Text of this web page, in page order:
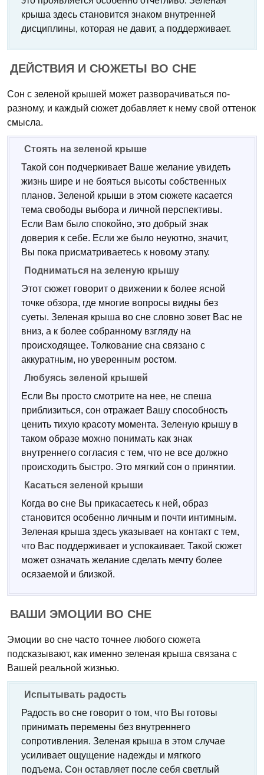
крыша здесь становится знаком внутренней
дисциплины, которая не давит, а поддерживает.
ДЕЙСТВИЯ И СЮЖЕТЫ ВО СНЕ
Сон с зеленой крышей может разворачиваться по-
разному, и каждый сюжет добавляет к нему свой оттенок
смысла.
Стоять на зеленой крыше
Такой сон подчеркивает Ваше желание увидеть
жизнь шире и не бояться высоты собственных
планов. Зеленой крыши в этом сюжете касается
тема свободы выбора и личной перспективы.
Если Вам было спокойно, это добрый знак
доверия к себе. Если же было неуютно, значит,
Вы пока присматриваетесь к новому этапу.
Подниматься на зеленую крышу
Этот сюжет говорит о движении к более ясной
точке обзора, где многие вопросы видны без
суеты. Зеленая крыша во сне словно зовет Вас не
вниз, а к более собранному взгляду на
происходящее. Толкование сна связано с
аккуратным, но уверенным ростом.
Любуясь зеленой крышей
Если Вы просто смотрите на нее, не спеша
приблизиться, сон отражает Вашу способность
ценить тихую красоту момента. Зеленую крышу в
таком образе можно понимать как знак
внутреннего согласия с тем, что не все должно
происходить быстро. Это мягкий сон о принятии.
Касаться зеленой крыши
Когда во сне Вы прикасаетесь к ней, образ
становится особенно личным и почти интимным.
Зеленая крыша здесь указывает на контакт с тем,
что Вас поддерживает и успокаивает. Такой сюжет
может означать желание сделать мечту более
осязаемой и близкой.
ВАШИ ЭМОЦИИ ВО СНЕ
Эмоции во сне часто точнее любого сюжета
подсказывают, как именно зеленая крыша связана с
Вашей реальной жизнью.
Испытывать радость
Радость во сне говорит о том, что Вы готовы
принимать перемены без внутреннего
сопротивления. Зеленая крыша в этом случае
усиливает ощущение надежды и мягкого
подъема. Сон оставляет после себя светлый